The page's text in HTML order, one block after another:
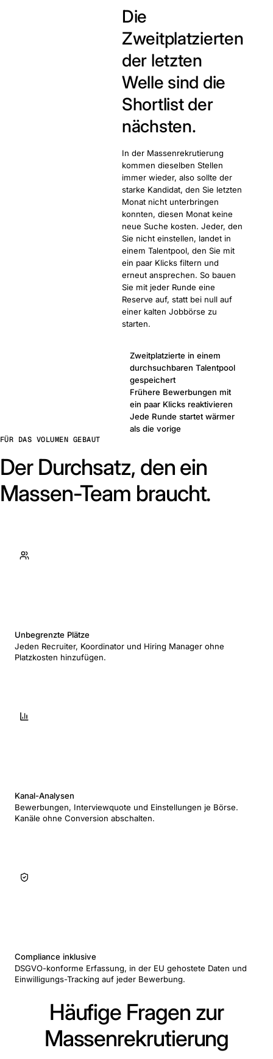
Die
Zweitplatzierten
der letzten
Welle sind die
Shortlist der
nächsten.
In der Massenrekrutierung
kommen dieselben Stellen
immer wieder, also sollte der
starke Kandidat, den Sie letzten
Monat nicht unterbringen
konnten, diesen Monat keine
neue Suche kosten. Jeder, den
Sie nicht einstellen, landet in
einem Talentpool, den Sie mit
ein paar Klicks filtern und
erneut ansprechen. So bauen
Sie mit jeder Runde eine
Reserve auf, statt bei null auf
einer kalten Jobbörse zu
starten.
Zweitplatzierte in einem
durchsuchbaren Talentpool
gespeichert
Frühere Bewerbungen mit
ein paar Klicks reaktivieren
Jede Runde startet wärmer
als die vorige
FÜR DAS VOLUMEN GEBAUT
Der Durchsatz, den ein
Massen-Team braucht.
Unbegrenzte Plätze
Jeden Recruiter, Koordinator und Hiring Manager ohne
Platzkosten hinzufügen.
Kanal-Analysen
Bewerbungen, Interviewquote und Einstellungen je Börse.
Kanäle ohne Conversion abschalten.
Compliance inklusive
DSGVO-konforme Erfassung, in der EU gehostete Daten und
Einwilligungs-Tracking auf jeder Bewerbung.
Häufige Fragen zur
Massenrekrutierung